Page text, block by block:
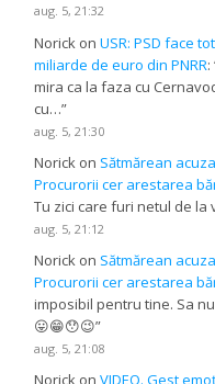
aug. 5, 21:32
Norick onUSR: PSD face
miliarde de euro din PNRR:
mira ca la faza cu
cu…”
aug. 5, 21:30
Norick on Sătmărean
Procurorii cer arestarea
Tu zici care furi netul de la
aug. 5, 21:12
Norick on Sătmărean
Procurorii cer arestarea
imposibil pentru tine. Sa
😛😁😯😉”
aug. 5, 21:08
Norick onVIDEO. Gest